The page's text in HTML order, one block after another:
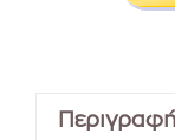
Περιγραφή